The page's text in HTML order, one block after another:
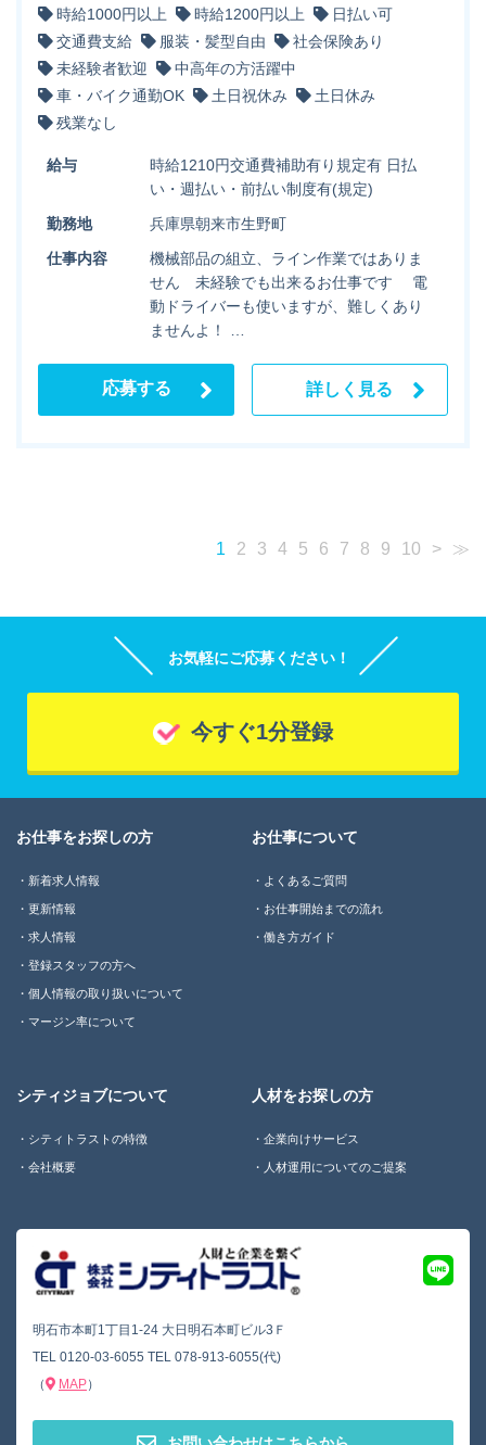
時給1000円以上 時給1200円以上
日払い可
交通費支給
服装・髪型自由
社会保険あり
未経験者歓迎
中高年の方活躍中
車・バイク通勤OK
土日祝休み
土日休み
残業なし
給与
時給1210円交通費補助有り規定有 日払
い・週払い・前払い制度有(規定)
勤務地
兵庫県朝来市生野町
仕事内容
機械部品の組立、ライン作業ではありま
せん 未経験でも出来るお仕事です 電
動ドライバーも使いますが、難しくあり
ませんよ！ …
応募する 詳しく見る
1 2 3 4 5 6 7 8 9 10 > ≫
お気軽にご応募ください！
今すぐ1分登録
明石市本町1丁目1-24 大日明石本町ビル3Ｆ
TEL 0120-03-6055 TEL 078-913-6055(代)
（
MAP）
お仕事をお探しの方
新着求人情報
更新情報
求人情報
登録スタッフの方へ
個人情報の取り扱いについて
マージン率について
お仕事について
よくあるご質問
お仕事開始までの流れ
働き方ガイド
シティジョブについて
シティトラストの特徴
会社概要
人材をお探しの方
企業向けサービス
人材運用についてのご提案